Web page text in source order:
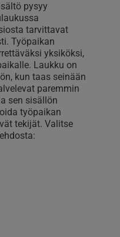
pysyy
tarvittavat
Työpaikan
yksiköksi,
Laukku on
kun taas seinään
paremmin
sen sisällön
työpaikan
tekijät. Valitse